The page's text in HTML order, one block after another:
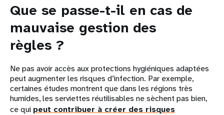
Que se passe-t-il en cas de
mauvaise gestion des
règles ?
Ne pas avoir accès aux protections hygiéniques adaptées
peut augmenter les risques d’infection. Par exemple,
certaines études montrent que dans les régions très
humides, les serviettes réutilisables ne sèchent pas bien,
ce qui peut contribuer à créer des risques